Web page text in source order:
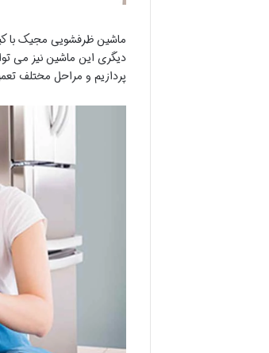
ماشین ظرفشویی مجیک با
دیگری این ماشین نیز می
پردازیم و مراحل مختلف